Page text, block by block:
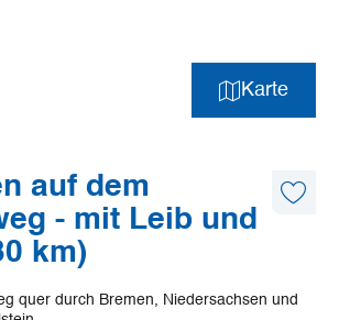
Karte
auf dem
- mit Leib und
km)
quer durch Bremen, Niedersachsen und